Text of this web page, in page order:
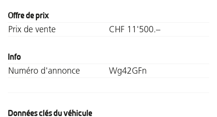
Offre de prix
Prix de vente CHF 11'500.–
Info
Numéro d'annonce Wg42GFn
Données clés du véhicule